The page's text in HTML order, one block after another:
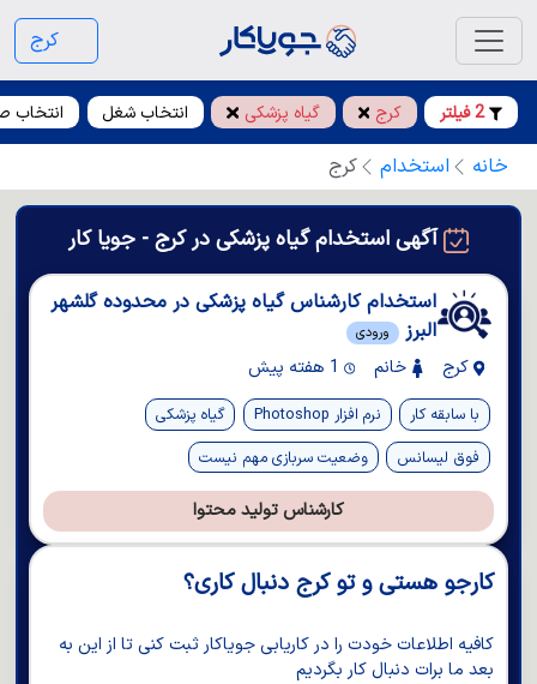
کرج
2 فیلتر کرج گیاه پزشکی انتخاب شغل انتخاب
خانه استخدام کرج
آگهی استخدام گیاه پزشکی در کرج - جویا کار
استخدام کارشناس گیاه پزشکی در محدوده گلشهر
البرز
ورودی
کرج خانم
با سابقه کار نرم افزار Photoshop
گیاه پزشکی
فوق لیسانس
وضعیت سربازی مهم نیست
کارشناس تولید محتوا
کارجو هستی و تو کرج دنبال کاری؟
کافیه اطلاعات خودت را در کاریابی جویاکار ثبت کنی تا از این به
بعد ما برات دنبال کار بگردیم